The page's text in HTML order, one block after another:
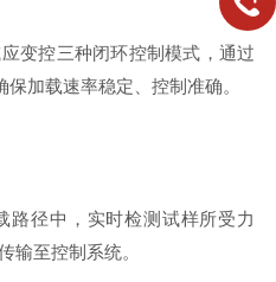
控‌三种闭环控制模式，通过
加载速率稳定、控制准确。
径中，实时检测试样所受力
输至控制系统。